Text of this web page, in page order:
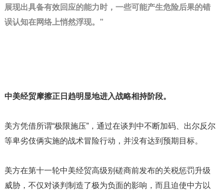
展现出具备有效回应的能力时，一些可能产生危险后果的错
误认知在网络上悄然浮现。”
中美经贸摩擦正日趋明显地进入战略相持阶段。
美方凭借所谓“极限施压”，通过在谈判中不断加码、出尔反尔
等卑劣伎俩实施的战术冒险行动，并没有达到预期目标。
美方在第十一轮中美经贸高级别磋商前发布的关税惩罚升级
威胁，不仅对谈判制造了极为负面的影响，而且迫使中方以